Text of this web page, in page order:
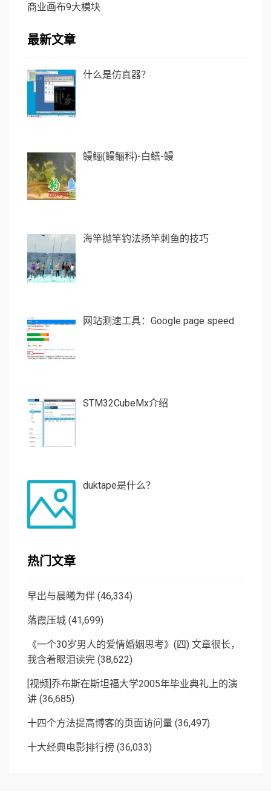
商业画布9大模块
最新文章
什么是仿真器？
鳗鲡(鳗鲡科)-白鳝-鳗
海竿抛竿钓法扬竿刺鱼的技巧
网站测速工具：Google page speed
STM32CubeMx介绍
duktape是什么？
热门文章
早出与晨曦为伴 (46,334)
落霞压城 (41,699)
《一个30岁男人的爱情婚姻思考》(四) 文章很长，
我含着眼泪读完 (38,622)
[视频]乔布斯在斯坦福大学2005年毕业典礼上的演
讲 (36,685)
十四个方法提高博客的页面访问量 (36,497)
十大经典电影排行榜 (36,033)